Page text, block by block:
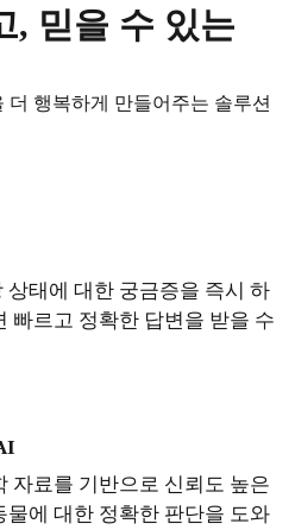
, 믿을 수 있는
더 행복하게 만들어주는 솔루션
태에 대한 궁금증을 즉시 하
빠르고 정확한 답변을 받을 수
자료를 기반으로 신뢰도 높은
에 대한 정확한 판단을 도와